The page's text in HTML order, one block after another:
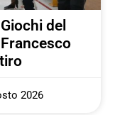
del
2026